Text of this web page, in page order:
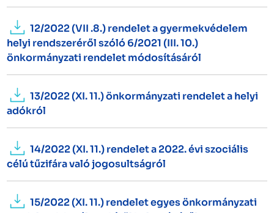
12/2022 (VII .8.) rendelet a gyermekvédelem
helyi rendszeréről szóló 6/2021 (III. 10.)
önkormányzati rendelet módosításáról
13/2022 (XI. 11.) önkormányzati rendelet a helyi
adókról
14/2022 (XI. 11.) rendelet a 2022. évi szociális
célú tűzifára való jogosultságról
15/2022 (XI. 11.) rendelet egyes önkormányzati